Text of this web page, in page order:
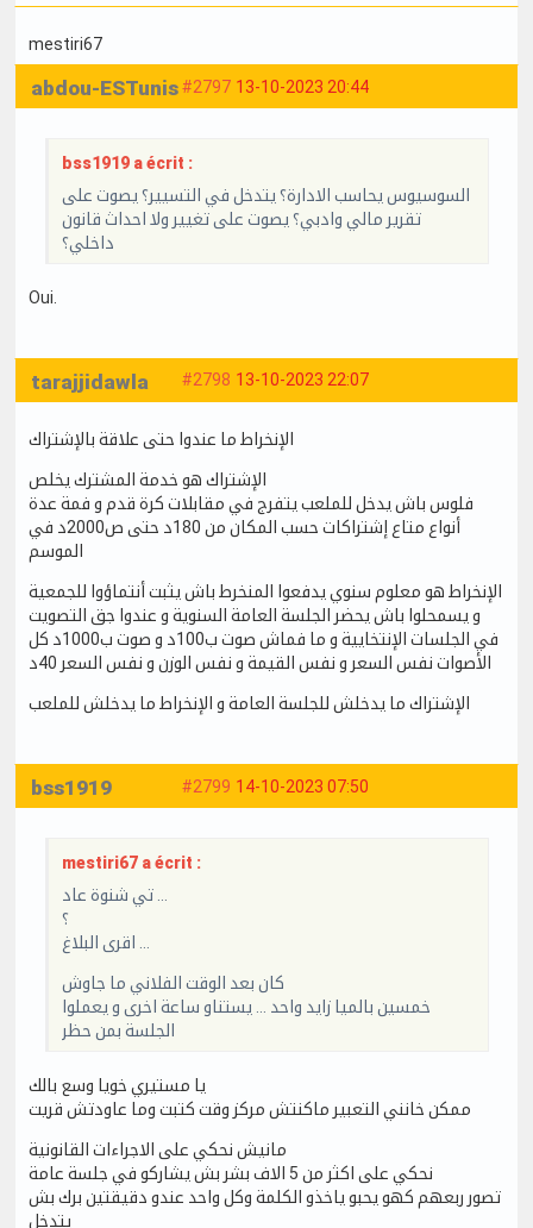
mestiri67
#2797 13-10-2023 20:44
abdou-ESTunis
bss1919 a écrit :
السوسيوس يحاسب الادارة؟ يتدخل في التسيير؟ يصوت على
تقرير مالي وادبي؟ يصوت على تغيير ولا احداث قانون
داخلي؟
Oui.
#2798 13-10-2023 22:07
tarajjidawla
الإنخراط ما عندوا حتى علاقة بالإشتراك
الإشتراك هو خدمة المشترك يخلص
فلوس باش يدخل للملعب يتفرج في مقابلات كرة قدم و فمة عدة
أنواع متاع إشتراكات حسب المكان من 180د حتى ص2000د في
الموسم
الإنخراط هو معلوم سنوي يدفعوا المنخرط باش يثبت أنتماؤوا للجمعية
و يسمحلوا باش يحضر الجلسة العامة السنوية و عندوا جق التصويت
في الجلسات الإنتخايية و ما فماش صوت ب100د و صوت ب1000د كل
الأصوات نفس السعر و نفس القيمة و نفس الوزن و نفس السعر 40د
الإشتراك ما يدخلش للجلسة العامة و الإنخراط ما يدخلش للملعب
#2799 14-10-2023 07:50
bss1919
mestiri67 a écrit :
تي شنوة عاد …
؟
كان بعد الوقت الفلاني ما جاوش
خمسين بالميا زايد واحد … يستناو ساعة اخرى و يعملوا
الجلسة بمن حظر
يا مستيري خويا وسع بالك
ممكن خانني التعبير ماكنتش مركز وقت كتبت وما عاودتش قريت
مانيش نحكي على الاجراءات القانونية
نحكي على اكثر من 5 الاف بشر بش يشاركو في جلسة عامة
تصور ربعهم كهو يحبو ياخذو الكلمة وكل واحد عندو دقيقتين برك بش
يتدخل